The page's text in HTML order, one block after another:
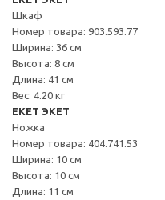
Шкаф
Номер товара: 903.593.77
Ширина: 36 см
Высота: 8 см
Длина: 41 см
Вес: 4.20 кг
EKET ЭКЕТ
Ножка
Номер товара: 404.741.53
Ширина: 10 см
Высота: 10 см
Длина: 11 см